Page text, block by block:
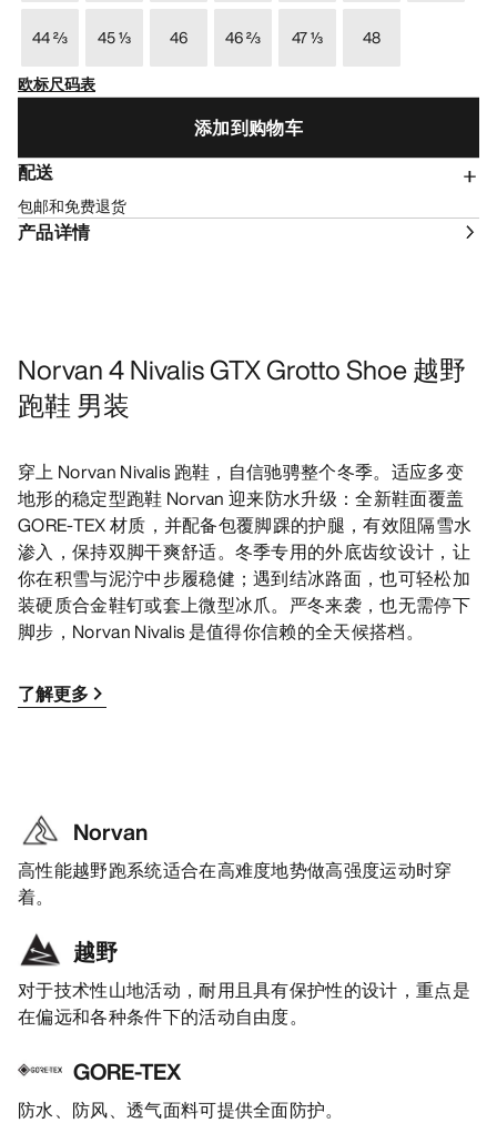
44 ⅔ 45 ⅓ 46 46 ⅔ 47 ⅓
48
欧标尺码表
添加到购物车
配送
包邮和免费退货
产品详情
Norvan 4 Nivalis GTX Grotto Shoe 越野
跑鞋 男装
穿上 Norvan Nivalis 跑鞋，自信驰骋整个冬季。适应多变
地形的稳定型跑鞋 Norvan 迎来防水升级：全新鞋面覆盖
GORE-TEX 材质，并配备包覆脚踝的护腿，有效阻隔雪水
渗入，保持双脚干爽舒适。冬季专用的外底齿纹设计，让
你在积雪与泥泞中步履稳健；遇到结冰路面，也可轻松加
装硬质合金鞋钉或套上微型冰爪。严冬来袭，也无需停下
脚步，Norvan Nivalis 是值得你信赖的全天候搭档。
了解更多
Norvan
高性能越野跑系统适合在高难度地势做高强度运动时穿
着。
越野
对于技术性山地活动，耐用且具有保护性的设计，重点是
在偏远和各种条件下的活动自由度。
GORE-TEX
防水、防风、透气面料可提供全面防护。